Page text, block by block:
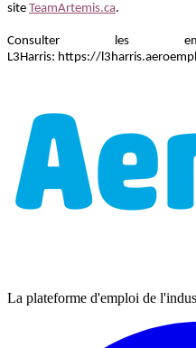
site TeamArtemis.ca.
Consulter les
L3Harris: https://
La plateforme d'emploi de